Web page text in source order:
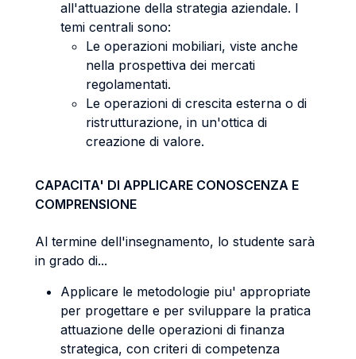
all'attuazione della strategia aziendale. I
temi centrali sono:
Le operazioni mobiliari, viste anche
nella prospettiva dei mercati
regolamentati.
Le operazioni di crescita esterna o di
ristrutturazione, in un'ottica di
creazione di valore.
CAPACITA' DI APPLICARE CONOSCENZA E
COMPRENSIONE
Al termine dell'insegnamento, lo studente sarà
in grado di...
Applicare le metodologie piu' appropriate
per progettare e per sviluppare la pratica
attuazione delle operazioni di finanza
strategica, con criteri di competenza